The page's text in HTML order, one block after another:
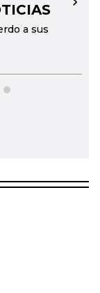
a sus
→